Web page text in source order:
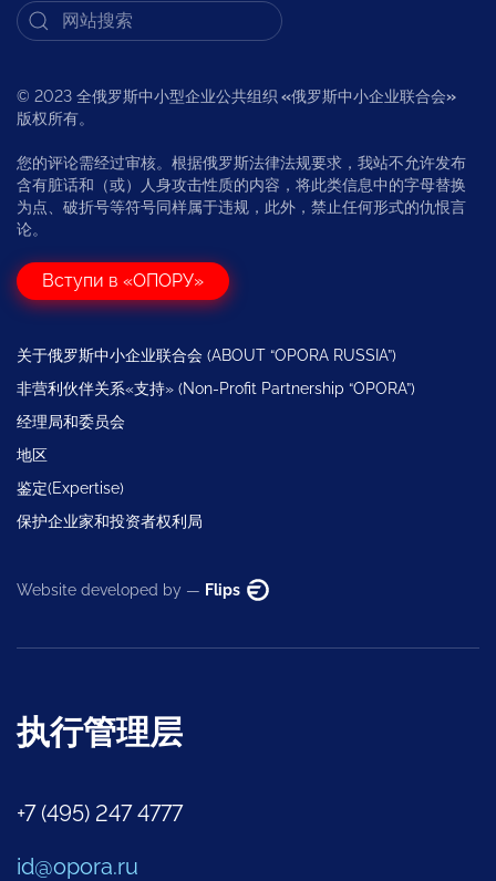
© 2023 全俄罗斯中小型企业公共组织 «俄罗斯中小企业联合会»
版权所有。
您的评论需经过审核。根据俄罗斯法律法规要求，我站不允许发布
含有脏话和（或）人身攻击性质的内容，将此类信息中的字母替换
为点、破折号等符号同样属于违规，此外，禁止任何形式的仇恨言
论。
Вступи в «ОПОРУ»
关于俄罗斯中小企业联合会 (ABOUT “OPORA RUSSIA”)
非营利伙伴关系«支持» (Non-Profit Partnership “OPORA”)
经理局和委员会
地区
鉴定(Expertise)
保护企业家和投资者权利局
Website developed by — Flips
执行管理层
+7 (495) 247 4777
id@opora.ru